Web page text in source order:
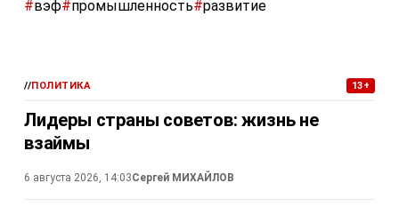
#вэф#промышленность#развитие
//ПОЛИТИКА 13+
Лидеры страны советов: жизнь не
взаймы
6 августа 2026, 14:03Сергей МИХАЙЛОВ